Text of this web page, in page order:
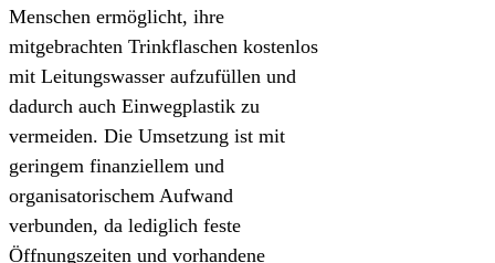
Menschen ermöglicht, ihre
mitgebrachten Trinkflaschen kostenlos
mit Leitungswasser aufzufüllen und
dadurch auch Einwegplastik zu
vermeiden. Die Umsetzung ist mit
geringem finanziellem und
organisatorischem Aufwand
verbunden, da lediglich feste
Öffnungszeiten und vorhandene